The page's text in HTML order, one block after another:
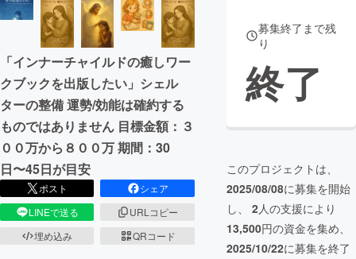
「インナーチャイルドの癒しワー
クブックを出版したい」シェル
ターの整備 運勢/効能は確約する
ものではありません 目標金額：３
００万から８００万 期間：30
日〜45日が目安
ポスト
シェア
LINEで送る
URLコピー
埋め込み
QRコード
募集終了まで残
り
終了
このプロジェクトは、
2025/08/08に募集を開始
し、 2人の支援により
13,500円の資金を集め、
2025/10/22に募集を終了